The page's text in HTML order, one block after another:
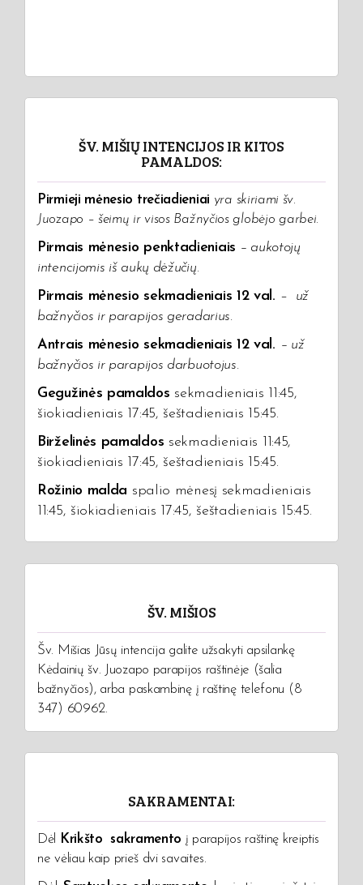
ŠV. MIŠIŲ INTENCIJOS IR KITOS
PAMALDOS:
Pirmieji mėnesio trečiadieniai yra skiriami šv.
Juozapo – šeimų ir visos Bažnyčios globėjo garbei.
Pirmais mėnesio penktadieniais – aukotojų
intencijomis iš aukų dėžučių.
Pirmais mėnesio sekmadieniais 12 val. –
už
bažnyčios ir parapijos geradarius.
Antrais mėnesio sekmadieniais 12 val. – už
bažnyčios ir parapijos darbuotojus.
Gegužinės pamaldos sekmadieniais 11:45,
šiokiadieniais 17:45, šeštadieniais 15:45.
Birželinės pamaldos sekmadieniais 11:45,
šiokiadieniais 17:45, šeštadieniais 15:45.
Rožinio malda spalio mėnesį sekmadieniais
11:45, šiokiadieniais 17:45, šeštadieniais 15:45.
ŠV. MIŠIOS
Šv. Mišias Jūsų intencija galite užsakyti apsilankę
Kėdainių šv. Juozapo parapijos raštinėje (šalia
bažnyčios), arba paskambinę į raštinę telefonu (8
347) 60962.
SAKRAMENTAI:
Dėl Krikšto sakramento į parapijos raštinę kreiptis
ne vėliau kaip prieš dvi savaites.